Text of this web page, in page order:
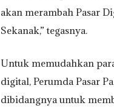
akan merambah Pasar
Sekanak,” tegasnya.
Untuk memudahkan
digital, Perumda Pasar
dibidangnya untuk